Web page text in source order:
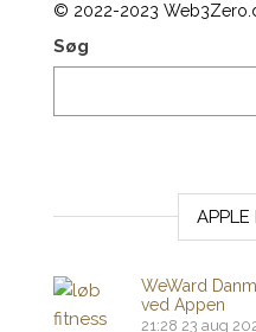
© 2022-2023
Søg
WeWard
ved Appen
21:28 23 aug